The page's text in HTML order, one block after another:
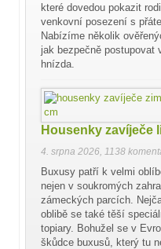
které dovedou pokazit
venkovní posezení s
Nabízíme několik
jak bezpečně postupovat
hnízda.
Housenky zavíječe
4. srpna 2026 1138
Buxusy patří k velmi
nejen v soukromých
zámeckých parcích.
oblibě se také těší
topiary. Bohužel se v
škůdce buxusů, který tu